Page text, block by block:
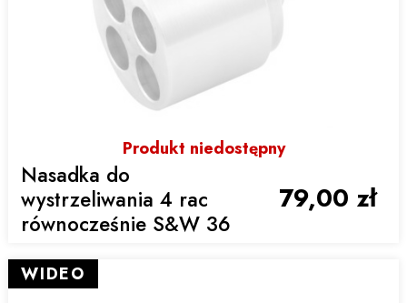
Produkt niedostępny
Nasadka do
wystrzeliwania 4 rac
równocześnie S&W 36
79,00 zł
WIDEO